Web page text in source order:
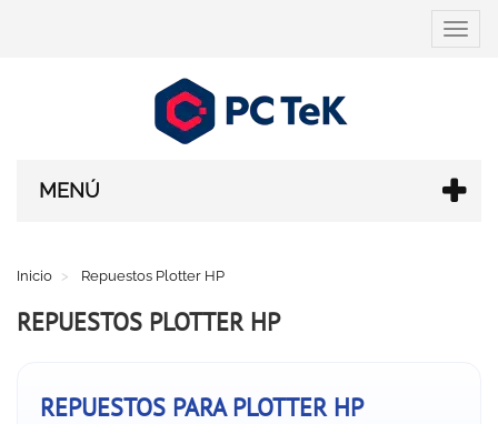
MENÚ
Inicio Repuestos Plotter HP
REPUESTOS PLOTTER HP
REPUESTOS PARA PLOTTER HP